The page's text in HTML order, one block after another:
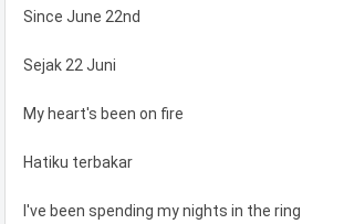
Since June 22nd
Sejak 22 Juni
My heart's been on fire
Hatiku terbakar
I've been spending my nights in the ring